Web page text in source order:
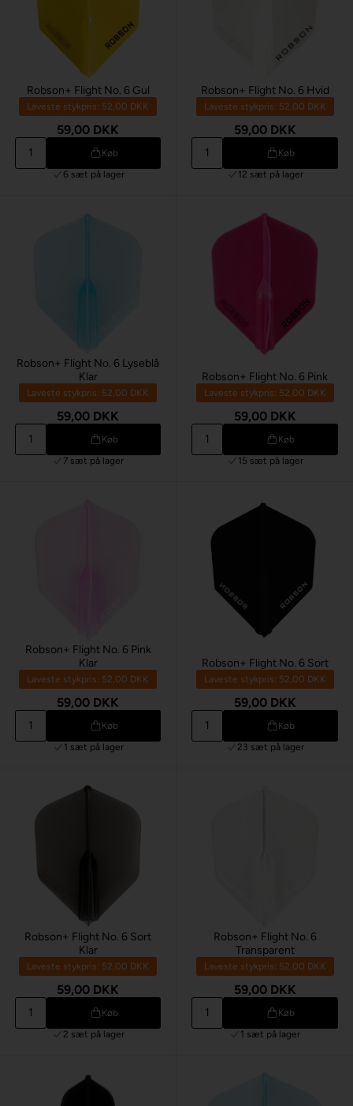
Robson+ Flight No. 6 Gul
Laveste stykpris: 52,00 DKK
59,00 DKK
Køb
6 sæt på lager
Robson+ Flight No. 6 Hvid
Laveste stykpris: 52,00 DKK
59,00 DKK
Køb
12 sæt på lager
Robson+ Flight No. 6 Lyseblå
Klar
Laveste stykpris: 52,00 DKK
59,00 DKK
Køb
7 sæt på lager
Robson+ Flight No. 6 Pink
Laveste stykpris: 52,00 DKK
59,00 DKK
Køb
15 sæt på lager
Robson+ Flight No. 6 Pink
Klar
Laveste stykpris: 52,00 DKK
59,00 DKK
Køb
1 sæt på lager
Robson+ Flight No. 6 Sort
Laveste stykpris: 52,00 DKK
59,00 DKK
Køb
23 sæt på lager
Robson+ Flight No. 6 Sort
Klar
Laveste stykpris: 52,00 DKK
59,00 DKK
Køb
2 sæt på lager
Robson+ Flight No. 6
Transparent
Laveste stykpris: 52,00 DKK
59,00 DKK
Køb
1 sæt på lager